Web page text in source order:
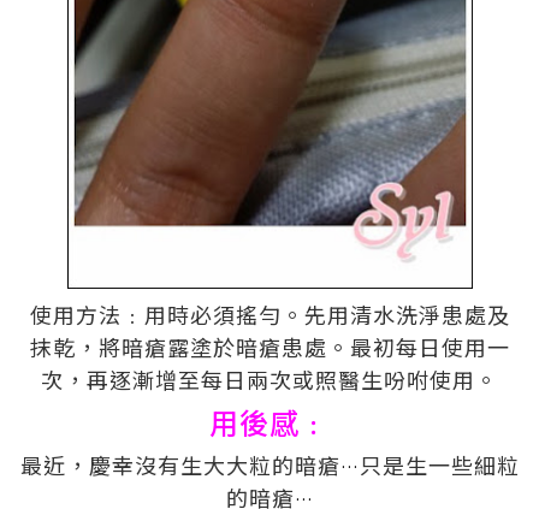
使用方法﹕用時必須搖勻。先用清水洗淨患處及
抹乾，將暗瘡露塗於暗瘡患處。最初每日使用一
次，再逐漸增至每日兩次或照醫生吩咐使用。
用後感﹕
最近，慶幸沒有生大大粒的暗瘡… 只是生一些細粒
的暗瘡…